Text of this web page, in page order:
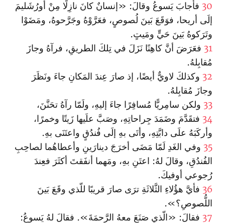
30 فأجابَ يَسوعُ وقالَ: «إنسانٌ كانَ نازِلًا مِنْ أورُشَليمَ
إلَى أريحا، فوَقَعَ بَينَ لُصوصٍ، فعَرَّوْهُ وجَرَّحوهُ، ومَضَوْا
وتَرَكوهُ بَينَ حَيٍّ ومَيتٍ.
31 فعَرَضَ أنَّ كاهِنًا نَزَلَ في تِلكَ الطريقِ، فرآهُ وجازَ
مُقابِلهُ.
32 وكذلكَ لاويٌّ أيضًا، إذ صارَ عِندَ المَكانِ جاءَ ونَظَرَ
وجازَ مُقابِلهُ.
33 ولكن سامِريًّا مُسافِرًا جاءَ إليهِ، ولَمّا رآهُ تحَنَّنَ،
34 فتقَدَّمَ وضَمَدَ جِراحاتِهِ، وصَبَّ علَيها زَيتًا وخمرًا،
وأركَبَهُ علَى دابَّتِهِ، وأتَى بهِ إلَى فُندُقٍ واعتَنَى بهِ.
35 وفي الغَدِ لَمّا مَضَى أخرَجَ دينارَينِ وأعطاهُما لصاحِبِ
الفُندُقِ، وقالَ لهُ: اعتَنِ بهِ، ومَهما أنفَقتَ أكثَرَ فعِندَ
رُجوعي أوفيكَ.
36 فأيَّ هؤُلاءِ الثَّلاثَةِ ترَى صارَ قريبًا للّذي وقَعَ بَينَ
اللُّصوصِ؟».
37 فقالَ: «الّذي صَنَعَ معهُ الرَّحمَةَ». فقالَ لهُ يَسوعُ: